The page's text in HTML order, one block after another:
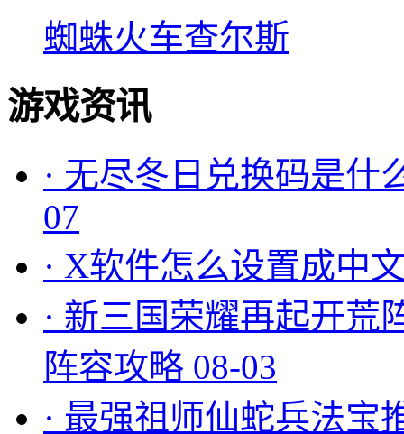
蜘蛛火车查尔斯
游戏资讯
· 无尽冬日兑换码是什
07
· X软件怎么设置成中
· 新三国荣耀再起开荒
阵容攻略 08-03
· 最强祖师仙蛇兵法宝